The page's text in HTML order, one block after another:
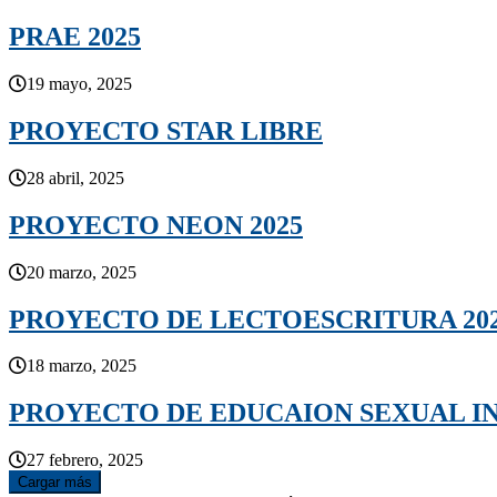
PRAE 2025
19 mayo, 2025
PROYECTO STAR LIBRE
28 abril, 2025
PROYECTO NEON 2025
20 marzo, 2025
PROYECTO DE LECTOESCRITURA
18 marzo, 2025
PROYECTO DE EDUCAION SEXUAL
27 febrero, 2025
Cargar más